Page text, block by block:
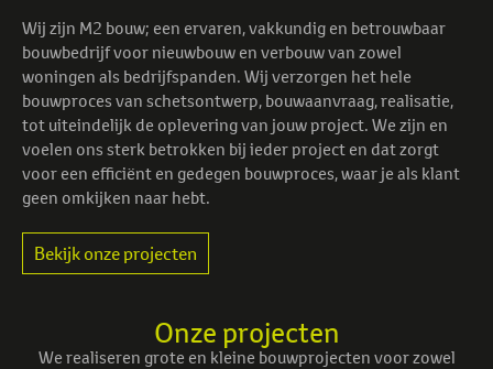
Wij zijn M2 bouw; een ervaren, vakkundig en betrouwbaar
bouwbedrijf voor nieuwbouw en verbouw van zowel
woningen als bedrijfspanden. Wij verzorgen het hele
bouwproces van schetsontwerp, bouwaanvraag, realisatie,
tot uiteindelijk de oplevering van jouw project. We zijn en
voelen ons sterk betrokken bij ieder project en dat zorgt
voor een efficiënt en gedegen bouwproces, waar je als klant
geen omkijken naar hebt.
Bekijk onze projecten
Onze projecten
We realiseren grote en kleine bouwprojecten voor zowel